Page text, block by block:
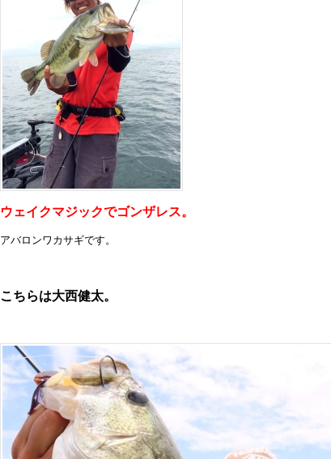
ウェイクマジックでゴンザレス。
アバロンワカサギです。
こちらは大西健太。